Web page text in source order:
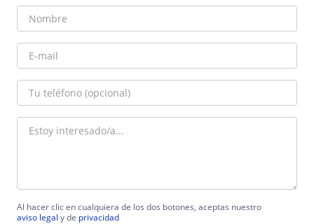
Al hacer clic en cualquiera de los dos botones, aceptas nuestro
aviso legal y de privacidad